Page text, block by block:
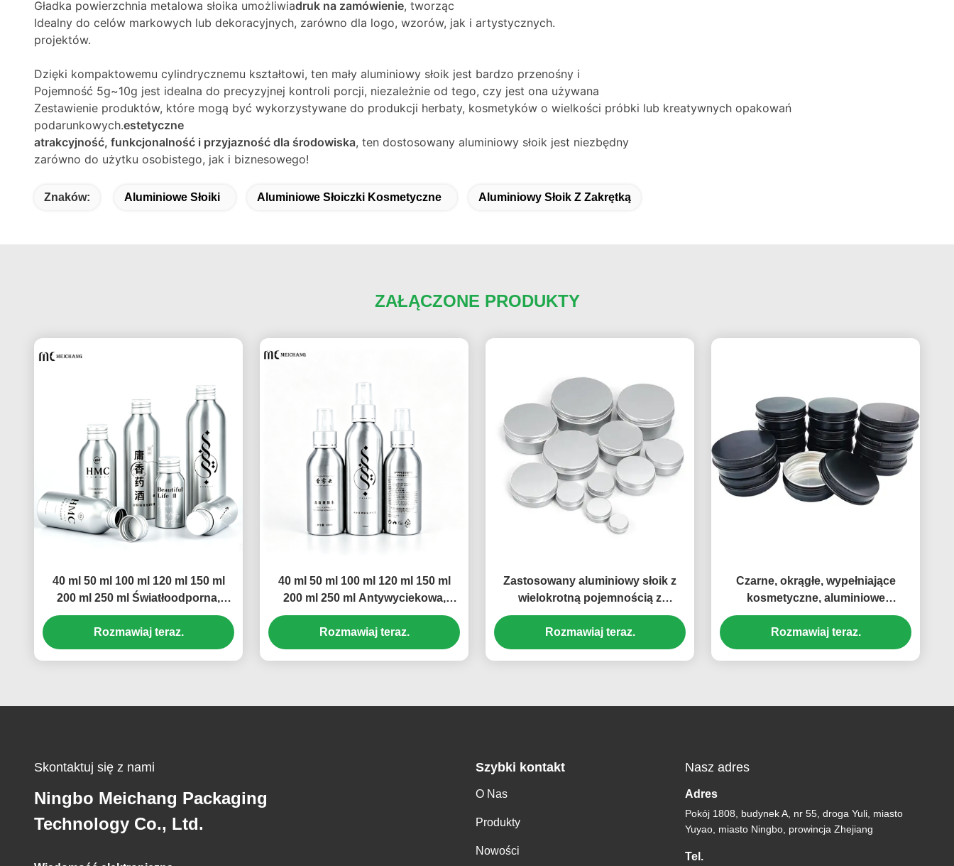
Gładka powierzchnia metalowa słoika umożliwiadruk na zamówienie, tworząc
Idealny do celów markowych lub dekoracyjnych, zarówno dla logo, wzorów, jak i artystycznych.
projektów.
Dzięki kompaktowemu cylindrycznemu kształtowi, ten mały aluminiowy słoik jest bardzo przenośny i
Pojemność 5g~10g jest idealna do precyzyjnej kontroli porcji, niezależnie od tego, czy jest ona używana
Zestawienie produktów, które mogą być wykorzystywane do produkcji herbaty, kosmetyków o wielkości próbki lub kreatywnych opakowań
podarunkowych.estetyczne
atrakcyjność, funkcjonalność i przyjazność dla środowiska, ten dostosowany aluminiowy słoik jest niezbędny
zarówno do użytku osobistego, jak i biznesowego!
Znaków: Aluminiowe Słoiki Aluminiowe Słoiczki Kosmetyczne Aluminiowy Słoik Z Zakrętką
ZAŁĄCZONE PRODUKTY
40 ml 50 ml 100 ml 120 ml 150 ml
200 ml 250 ml Światłoodporna,
przeciekająca aluminiowa butelka z
muszelką
Rozmawiaj teraz.
40 ml 50 ml 100 ml 120 ml 150 ml
200 ml 250 ml Antywyciekowa,
bardzo szerokokątna aluminiowa
butelka z rozpylaczem – wiele
pojemności, całkowicie blokująca
Rozmawiaj teraz.
Zastosowany aluminiowy słoik z
wielokrotną pojemnością z
muszelką do kosmetyków i
żywności (MC-801)
Rozmawiaj teraz.
Czarne, okrągłe, wypełniające
kosmetyczne, aluminiowe
pojemniki na słoiki z nakrętkami
śrubowymi ((MC-803)
Rozmawiaj teraz.
Skontaktuj się z nami
Ningbo Meichang Packaging
Technology Co., Ltd.
Szybki kontakt
O Nas
Produkty
Nowości
Nasz adres
Adres
Pokój 1808, budynek A, nr 55, droga Yuli, miasto
Yuyao, miasto Ningbo, prowincja Zhejiang
Tel.